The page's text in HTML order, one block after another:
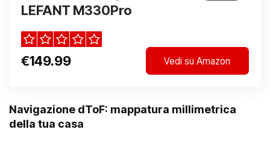
LEFANT M330Pro
€149.99 Vedi su Amazon
Navigazione dToF: mappatura millimetrica
della tua casa